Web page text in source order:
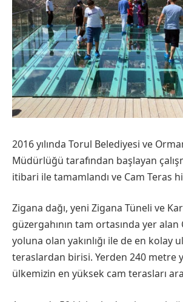
2016 yılında Torul Belediyesi ve
Müdürlüğü tarafından başlayan
itibari ile tamamlandı ve Cam Teras
Zigana dağı, yeni Zigana Tüneli ve
güzergahının tam ortasında yer alan
yoluna olan yakınlığı ile de en kolay
teraslardan birisi. Yerden 240 metre
ülkemizin en yüksek cam terasları